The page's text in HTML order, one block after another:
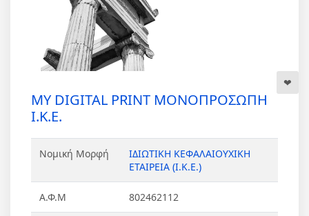
MY DIGITAL PRINT ΜΟΝΟΠΡΟΣΩΠΗ
Ι.Κ.Ε.
Νομική Μορφή
ΙΔΙΩΤΙΚΗ ΚΕΦΑΛΑΙΟΥΧΙΚΗ
ΕΤΑΙΡΕΙΑ (Ι.Κ.Ε.)
Α.Φ.Μ 802462112